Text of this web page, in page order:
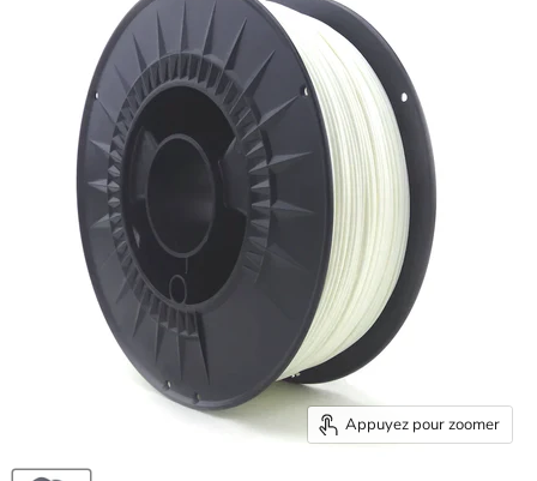
Appuyez pour zoomer